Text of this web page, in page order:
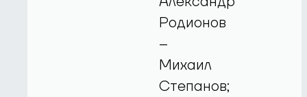
Родионов
–
Михаил
Степанов;